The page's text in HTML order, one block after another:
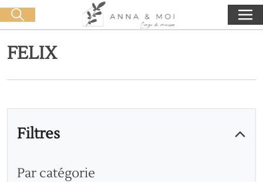
Livraison offerte dès 60€ d'achat 0,00€
FELIX
Filtres
Par catégorie